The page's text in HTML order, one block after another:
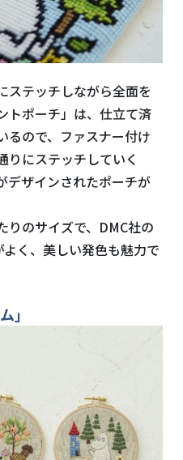
ステッチしながら全面を
トポーチ」は、仕立て済
るので、ファスナー付け
りにステッチしていく
デザインされたポーチが
のサイズで、 DMC社の
く、美しい発色も魅力で
」